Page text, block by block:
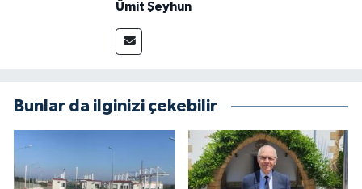
Ümit Şeyhun
Bunlar da ilginizi çekebilir